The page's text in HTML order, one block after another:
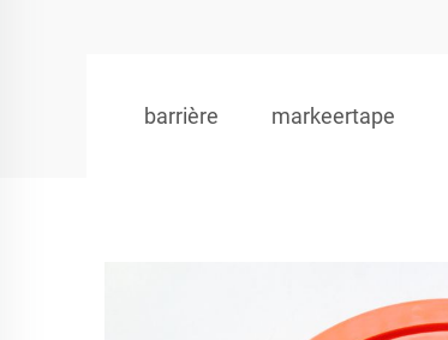
barrière markeertape